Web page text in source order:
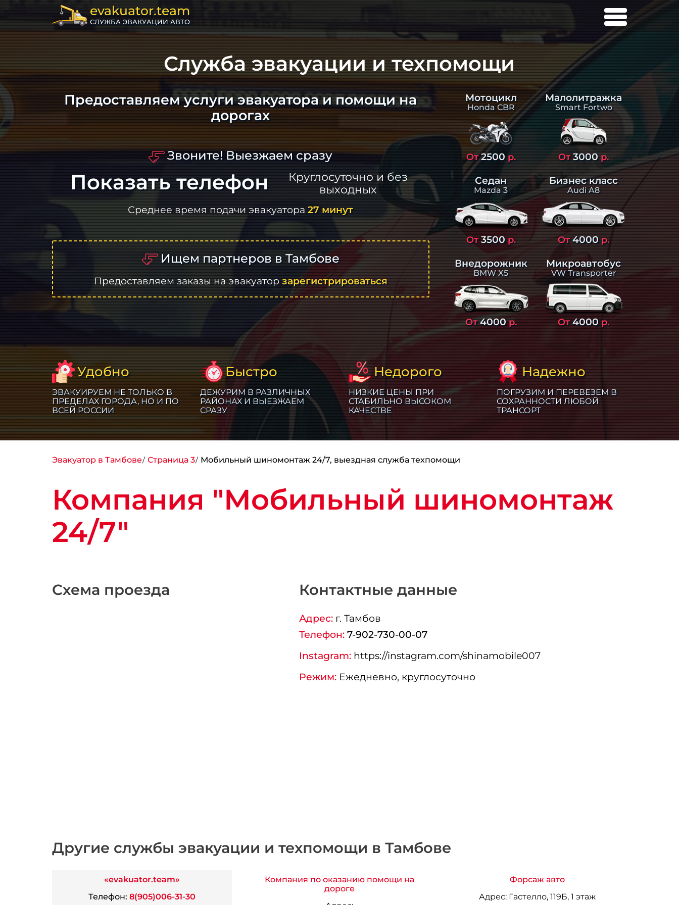
evakuator.team
СЛУЖБА ЭВАКУАЦИИ АВТО
Служба эвакуации и техпомощи
Предоставляем услуги эвакуатора и помощи на
дорогах
Звоните! Выезжаем сразу
Показать телефон
Круглосуточно и без
выходных
Среднее время подачи эвакуатора27 минут
Ищем партнеров в Тамбове
Предоставляем заказы на эвакуатор зарегистрироваться
Мотоцикл
Honda CBR
От2500р.
Малолитражка
Smart Fortwo
От3000р.
Седан
Mazda 3
От3500р.
Бизнес класс
Audi A8
От4000р.
Внедорожник
BMW X5
От4000р.
Микроавтобус
VW Transporter
От4000р.
Удобно
ЭВАКУИРУЕМ НЕ ТОЛЬКО В
ПРЕДЕЛАХ ГОРОДА, НО И ПО
ВСЕЙ РОССИИ
Быстро
ДЕЖУРИМ В РАЗЛИЧНЫХ
РАЙОНАХ И ВЫЕЗЖАЕМ
СРАЗУ
Недорого
НИЗКИЕ ЦЕНЫ ПРИ
СТАБИЛЬНО ВЫСОКОМ
КАЧЕСТВЕ
Надежно
ПОГРУЗИМ И ПЕРЕВЕЗЕМ В
СОХРАННОСТИ ЛЮБОЙ
ТРАНСОРТ
Эвакуатор в Тамбове Страница 3 Мобильный шиномонтаж 24/7, выездная служба техпомощи
Компания "Мобильный шиномонтаж
24/7"
Схема проезда Контактные данные
Адрес:г. Тамбов
Телефон: 7-902-730-00-07
Instagram:https://instagram.com/shinamobile007
Режим:Ежедневно, круглосуточно
Другие службы эвакуации и техпомощи в Тамбове
«evakuator.team»
Телефон: 8(905)006-31-30
Компания по оказанию помощи на
дороге
Форсаж авто
Адрес:Гастелло, 119Б, 1 этаж